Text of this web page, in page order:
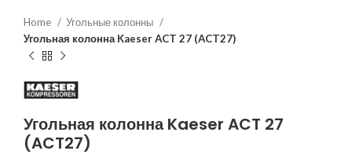
Home
Угольные колонны
Угольная колонна Kaeser ACT 27 (ACT27)
Угольная колонна Kaeser ACT 27
(ACT27)